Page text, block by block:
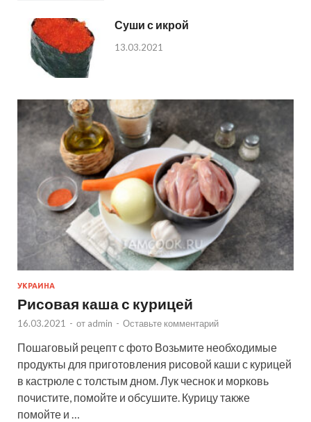
Суши с икрой
13.03.2021
УКРАИНА
Рисовая каша с курицей
16.03.2021 - от admin - Оставьте комментарий
Пошаговый рецепт с фото Возьмите необходимые
продукты для приготовления рисовой каши с курицей
в кастрюле с толстым дном. Лук чеснок и морковь
почистите, помойте и обсушите. Курицу также
помойте и …